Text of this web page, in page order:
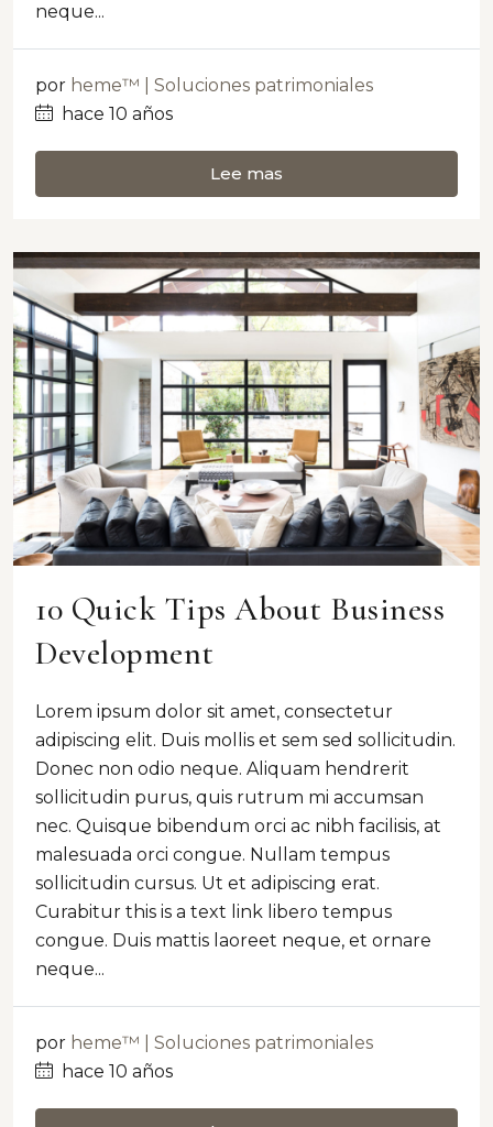
neque...
por heme™ | Soluciones patrimoniales
hace 10 años
Lee mas
10 Quick Tips About Business
Development
Lorem ipsum dolor sit amet, consectetur
adipiscing elit. Duis mollis et sem sed sollicitudin.
Donec non odio neque. Aliquam hendrerit
sollicitudin purus, quis rutrum mi accumsan
nec. Quisque bibendum orci ac nibh facilisis, at
malesuada orci congue. Nullam tempus
sollicitudin cursus. Ut et adipiscing erat.
Curabitur this is a text link libero tempus
congue. Duis mattis laoreet neque, et ornare
neque...
por heme™ | Soluciones patrimoniales
hace 10 años